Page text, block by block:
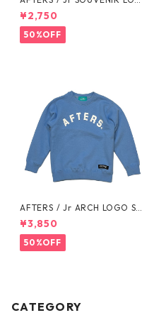
O SWEAT PANTS
¥2,750
50%OFF
AFTERS / Jr ARCH LOGO SW
EAT
¥3,850
50%OFF
CATEGORY